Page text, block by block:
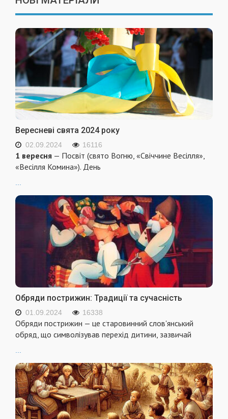
Вересневі свята 2024 року
02.09.2024 16116
1 вересня — Посвіт (свято Вогню, «Свіччине Весілля»,
«Весілля Комина»). День
...
Обряди пострижин: Традиції та сучасність
01.09.2024 16338
Обряди пострижин — це старовинний слов'янський
обряд, що символізував перехід дитини, зазвичай